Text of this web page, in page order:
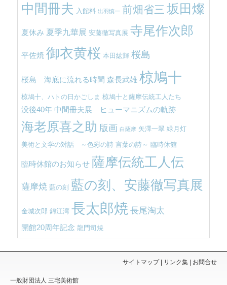
中間冊夫 入館料 出羽慎一 前畑省三 坂田燦
夏休み 夏季九華展 安藤徹写真展 寺尾作次郎
平佐焼 御衣黄桜 本田紘輝 桜島
桜島 海底に流れる時間 森長武雄 椋鳩十
椋鳩十、ハトの日かごしま 椋鳩十と薩摩伝統工人たち
没後40年 中間冊夫展 ヒューマニズムの軌跡
海老原喜之助 版画 白薩摩 矢澤一翠 緑月灯
美術と文学の対話 ～色彩の詩 言葉の詩～ 臨時休館
臨時休館のお知らせ 薩摩伝統工人伝
薩摩焼 藍の刻 藍の刻、安藤徹写真展
金城次郎 錦江湾 長太郎焼 長尾淘太
開館20周年記念 龍門司焼
サイトマップ リンク集 お問合せ
一般財団法人 三宅美術館